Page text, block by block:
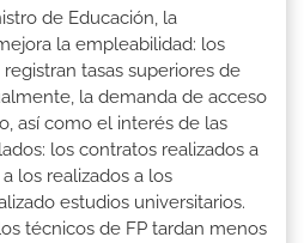
de Educación, la
la empleabilidad: los
tasas superiores de
la demanda de acceso
así como el interés de las
los contratos realizados a
los realizados a los
estudios universitarios.
técnicos de FP tardan menos